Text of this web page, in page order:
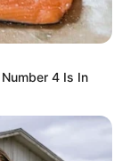
4 Is In